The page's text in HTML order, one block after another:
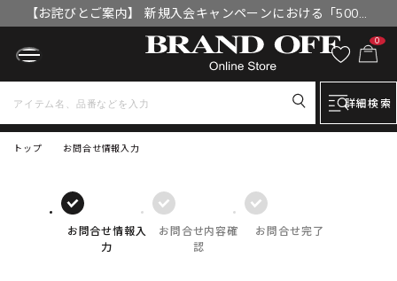
【お詫びとご案内】 新規入会キャンペーンにおける「500円
OFFクーポン」付与漏れと補填について
0
詳細検索
トップ お問合せ情報入力
お問合せ情報入
力
お問合せ内容確
認
お問合せ完了